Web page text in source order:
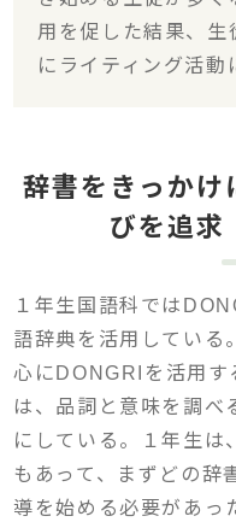
用を促した結果、生
にライティング活動
辞書をきっかけ
びを追求
１年生国語科では
語辞典を活用している
心にDONGRIを活用す
は、品詞と意味を調べ
にしている。１年生は
もあって、まずどの辞
導を始める必要があっ